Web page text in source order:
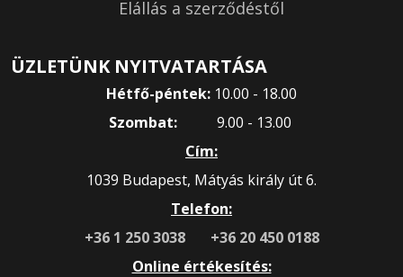
Elállás a szerződéstől
ÜZLETÜNK NYITVATARTÁSA
Hétfő-péntek: 10.00 - 18.00
Szombat:
9.00 - 13.00
Cím:
1039 Budapest, Mátyás király út 6.
Telefon:
+36 1 250 3038
+36 20 450 0188
Online értékesítés: